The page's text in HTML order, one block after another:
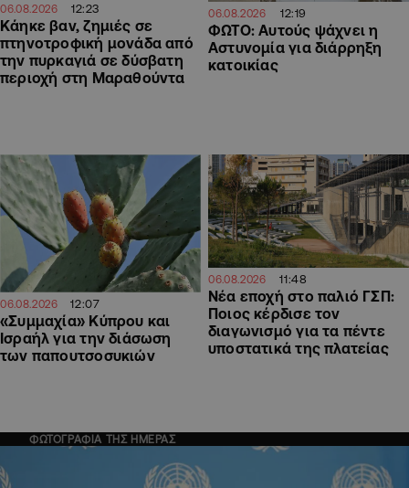
06.08.2026 12:23
Κάηκε βαν, ζημιές σε
πτηνοτροφική μονάδα από
την πυρκαγιά σε δύσβατη
περιοχή στη Μαραθούντα
06.08.2026 12:19
ΦΩΤΟ: Αυτούς ψάχνει η
Αστυνομία για διάρρηξη
κατοικίας
06.08.2026 12:07
«Συμμαχία» Κύπρου και
Ισραήλ για την διάσωση
των παπουτσοσυκιών
06.08.2026 11:48
Νέα εποχή στο παλιό ΓΣΠ:
Ποιος κέρδισε τον
διαγωνισμό για τα πέντε
υποστατικά της πλατείας
ΦΩΤΟΓΡΑΦΙΑ ΤΗΣ ΗΜΕΡΑΣ